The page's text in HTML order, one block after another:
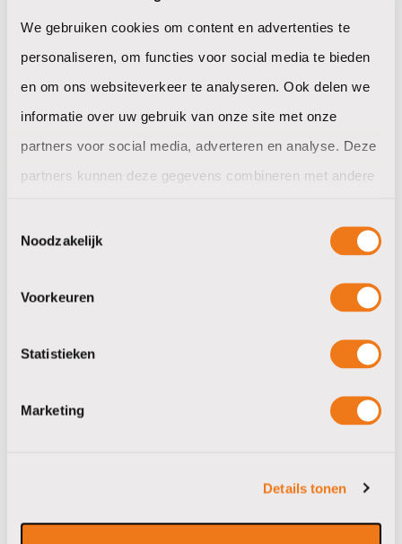
We gebruiken cookies om content en advertenties te
personaliseren, om functies voor social media te bieden
en om ons websiteverkeer te analyseren. Ook delen we
informatie over uw gebruik van onze site met onze
partners voor social media, adverteren en analyse. Deze
partners kunnen deze gegevens combineren met andere
verzameld op basis van uw gebruik van hun services.
Noodzakelijk
Voorkeuren
Statistieken
Marketing
Details tonen
Het kikkertje staat voor sociale, economische en
ecologisch duurzaamheid. Een wereld waarin mens en
natuur in harmonie leven.
Naar de website
Fairtrade heeft als missie om de wereld eerlijk te
werknemers op plantages wereldwijd.
Naar de website